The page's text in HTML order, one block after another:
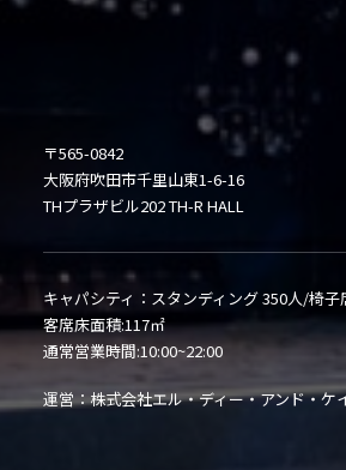
〒565-0842
大阪府吹田市千里山東1-6-16
THプラザビル202 TH-R HALL
キャパシティ：スタンディング 350人/椅子
客席床面積:117㎡
通常営業時間:10:00~22:00
運営：株式会社エル・ディー・アンド・ケ